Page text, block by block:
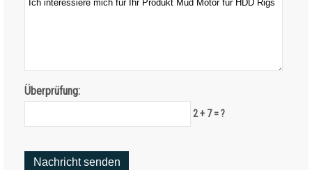
Überprüfung:
2 + 7 = ?